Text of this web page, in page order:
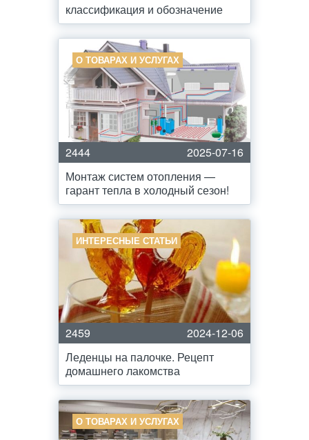
классификация и обозначение
О ТОВАРАХ И УСЛУГАХ
2444
2025-07-16
Монтаж систем отопления —
гарант тепла в холодный сезон!
ИНТЕРЕСНЫЕ СТАТЬИ
2459
2024-12-06
Леденцы на палочке. Рецепт
домашнего лакомства
О ТОВАРАХ И УСЛУГАХ